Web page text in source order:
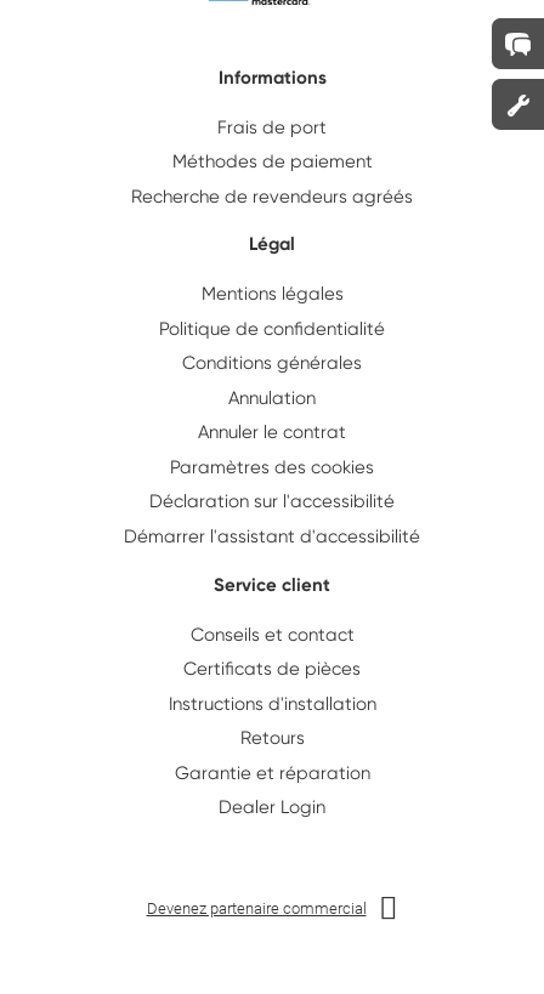
Informations
Frais de port
Méthodes de paiement
Recherche de revendeurs agréés
Légal
Mentions légales
Politique de confidentialité
Conditions générales
Annulation
Annuler le contrat
Paramètres des cookies
Déclaration sur l'accessibilité
Démarrer l'assistant d'accessibilité
Service client
Conseils et contact
Certificats de pièces
Instructions d'installation
Retours
Garantie et réparation
Dealer Login
Devenez partenaire commercial